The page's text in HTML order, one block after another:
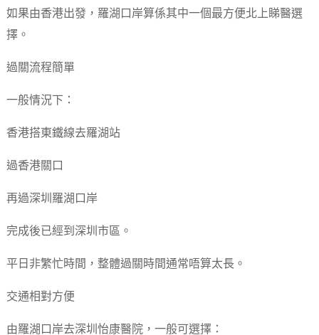
如果由香港出發，羅湖口岸算係其中一個最方便北上睇醫選
擇。
過關流程簡單
一般情況下：
香港搭東鐵線去羅湖站
過香港關口
再過深圳羅湖口岸
完成後已經到深圳市區。
平日非繁忙時間，整體過關時間通常唔算太長。
交通相對方便
由羅湖口岸去深圳怡康醫院，一般可選擇：